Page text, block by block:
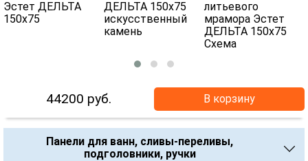
44200 руб. В корзину
Панели для ванн, сливы-переливы,
подголовники, ручки